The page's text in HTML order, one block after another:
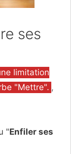
ses
limitation
"Mettre". ,
"Enfiler ses